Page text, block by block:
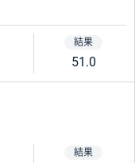
51.0